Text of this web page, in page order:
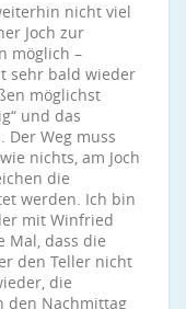
nicht viel
Joch zur
möglich –
sehr bald wieder
möglichst
und das
Der Weg muss
nichts, am Joch
die
werden. Ich bin
mit Winfried
Mal, dass die
den Teller nicht
die
den Nachmittag